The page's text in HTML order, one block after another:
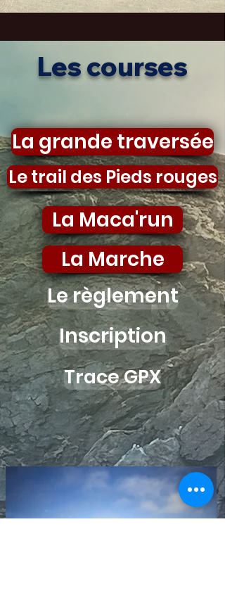
Les courses
La grande traversée
Le trail des Pieds rouges
La Maca'run
La Marche
Le règlement
Inscription
Trace GPX